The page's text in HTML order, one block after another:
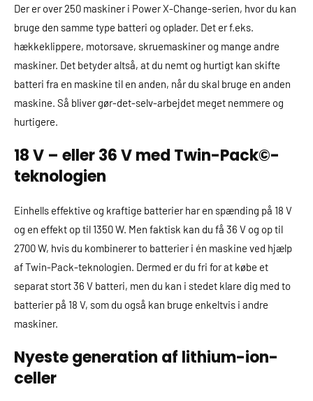
Der er over 250 maskiner i Power X-Change-serien, hvor du kan
bruge den samme type batteri og oplader. Det er f.eks.
hækkeklippere, motorsave, skruemaskiner og mange andre
maskiner. Det betyder altså, at du nemt og hurtigt kan skifte
batteri fra en maskine til en anden, når du skal bruge en anden
maskine. Så bliver gør-det-selv-arbejdet meget nemmere og
hurtigere.
18 V – eller 36 V med Twin-Pack©-
teknologien
Einhells effektive og kraftige batterier har en spænding på 18 V
og en effekt op til 1350 W. Men faktisk kan du få 36 V og op til
2700 W, hvis du kombinerer to batterier i én maskine ved hjælp
af Twin-Pack-teknologien. Dermed er du fri for at købe et
separat stort 36 V batteri, men du kan i stedet klare dig med to
batterier på 18 V, som du også kan bruge enkeltvis i andre
maskiner.
Nyeste generation af lithium-ion-
celler